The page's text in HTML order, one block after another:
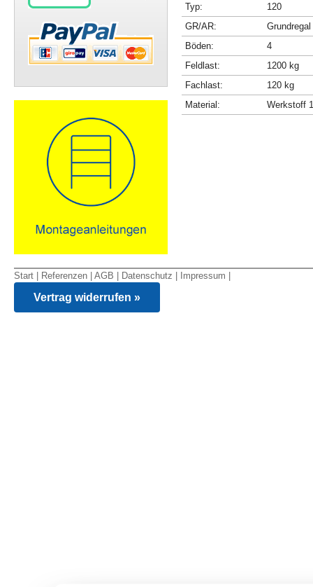
Typ:
120
GR/AR:
Grundregal
Böden:
4
Feldlast:
1200 kg
Fachlast:
120 kg
Material:
Werkstoff
Start Referenzen AGB Datenschutz Impressum
Vertrag widerrufen »